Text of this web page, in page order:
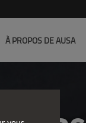
À PROPOS DE AUSA